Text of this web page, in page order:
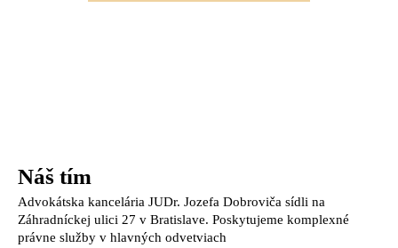
Náš tím
Advokátska kancelária JUDr. Jozefa Dobroviča sídli na
Záhradníckej ulici 27 v Bratislave. Poskytujeme komplexné
právne služby v hlavných odvetviach